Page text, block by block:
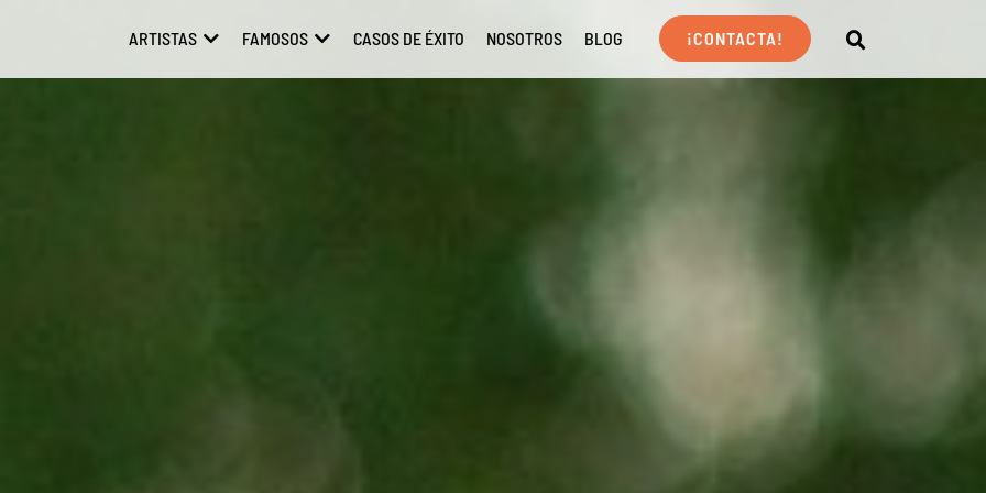
ARTISTAS ABRIR ARTISTAS
FAMOSOS ABRIR FAMOSOS
CASOS DE ÉXITO NOSOTROS BLOG ¡CONTACTA!